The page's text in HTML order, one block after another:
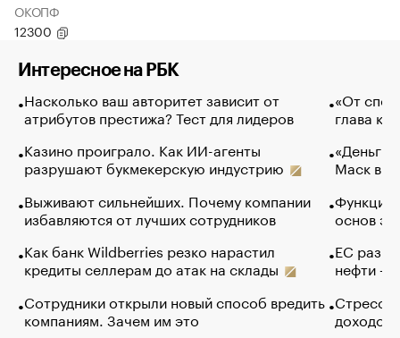
ОКОПФ
12300
Интересное на РБК
Насколько ваш авторитет зависит от
атрибутов престижа? Тест для лидеров
Казино проиграло. Как ИИ-агенты
разрушают букмекерскую индустрию
Выживают сильнейших. Почему компании
избавляются от лучших сотрудников
Как банк Wildberries резко нарастил
кредиты селлерам до атак на склады
Сотрудники открыли новый способ вредить
компаниям. Зачем им это
«От
глава
«Деньги
Маск в
Функции
основ
ЕС
нефти —
Стресс
доходов